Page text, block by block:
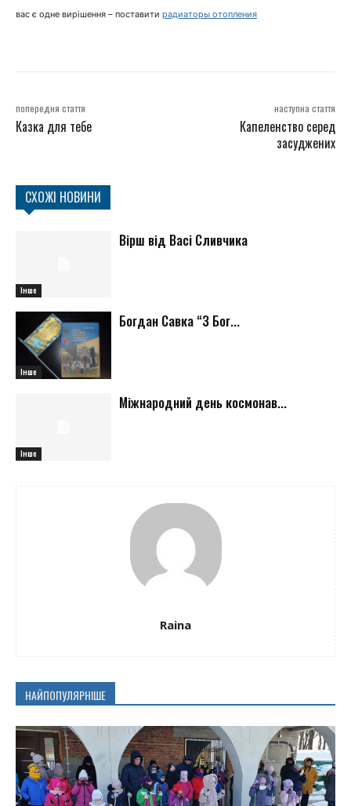
вас є одне вирішення – поставити радиаторы отопления
попередня стаття
Казка для тебе
наступна стаття
Капеленство серед
засуджених
СХОЖІ НОВИНИ
Інше
Вірш від Васі Сливчика
Інше
Богдан Савка “З Бог...
Інше
Міжнародний день космонав...
Raina
НАЙПОПУЛЯРНІШЕ